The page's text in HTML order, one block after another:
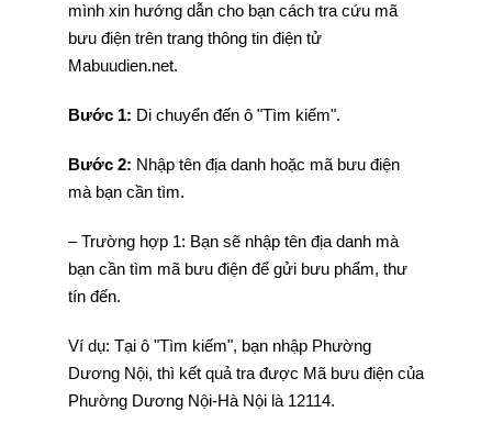
mình xin hướng dẫn cho bạn cách tra cứu mã
bưu điện trên trang thông tin điện tử
Mabuudien.net.
Bước 1: Di chuyển đến ô "Tìm kiếm".
Bước 2: Nhập tên địa danh hoặc mã bưu điện
mà bạn cần tìm.
– Trường hợp 1: Bạn sẽ nhập tên địa danh mà
bạn cần tìm mã bưu điện để gửi bưu phẩm, thư
tín đến.
Ví dụ: Tại ô "Tìm kiếm", bạn nhập Phường
Dương Nội, thì kết quả tra được Mã bưu điện của
Phường Dương Nội-Hà Nội là 12114.